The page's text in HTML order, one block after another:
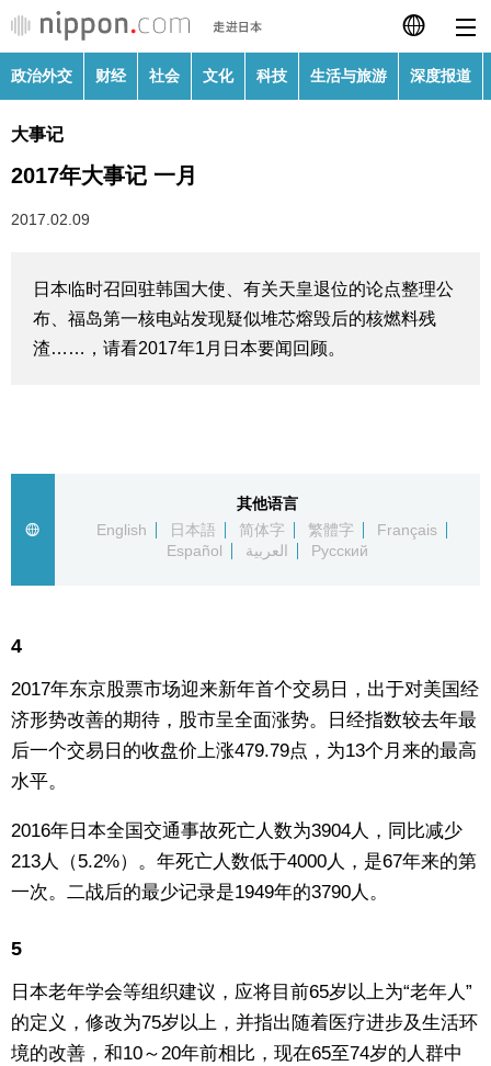
日本語
Español
政治外交
社会
生活与旅游
深度报道
新闻
话题
日本信息库
日本一瞥
东京
政治外交 财经 社会 文化 科技 生活与旅游 深度报道
大事记
2017年大事记 一月
2017.02.09
日本临时召回驻韩国大使、有关天皇退位的论点整理公
布、福岛第一核电站发现疑似堆芯熔毁后的核燃料残
渣……，请看2017年1月日本要闻回顾。
其他语言
English
日本語 简体字 繁體字
Français
Español
العربية Русский
4
2017年东京股票市场迎来新年首个交易日，出于对美国经
济形势改善的期待，股市呈全面涨势。日经指数较去年最
后一个交易日的收盘价上涨479.79点，为13个月来的最高
水平。
2016年日本全国交通事故死亡人数为3904人，同比减少
213人（5.2%）。年死亡人数低于4000人，是67年来的第
一次。二战后的最少记录是1949年的3790人。
5
日本老年学会等组织建议，应将目前65岁以上为“老年人”
的定义，修改为75岁以上，并指出随着医疗进步及生活环
境的改善，和10～20年前相比，现在65至74岁的人群中